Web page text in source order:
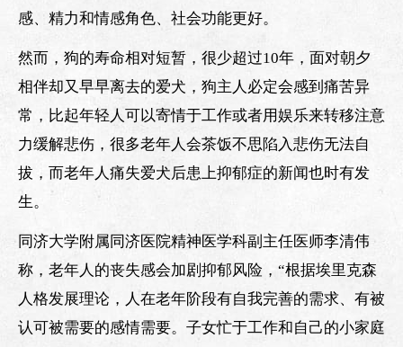
感、精力和情感角色、社会功能更好。
然而，狗的寿命相对短暂，很少超过10年，面对朝夕
相伴却又早早离去的爱犬，狗主人必定会感到痛苦异
常，比起年轻人可以寄情于工作或者用娱乐来转移注意
力缓解悲伤，很多老年人会茶饭不思陷入悲伤无法自
拔，而老年人痛失爱犬后患上抑郁症的新闻也时有发
生。
同济大学附属同济医院精神医学科副主任医师李清伟
称，老年人的丧失感会加剧抑郁风险，“根据埃里克森
人格发展理论，人在老年阶段有自我完善的需求、有被
认可被需要的感情需要。子女忙于工作和自己的小家庭